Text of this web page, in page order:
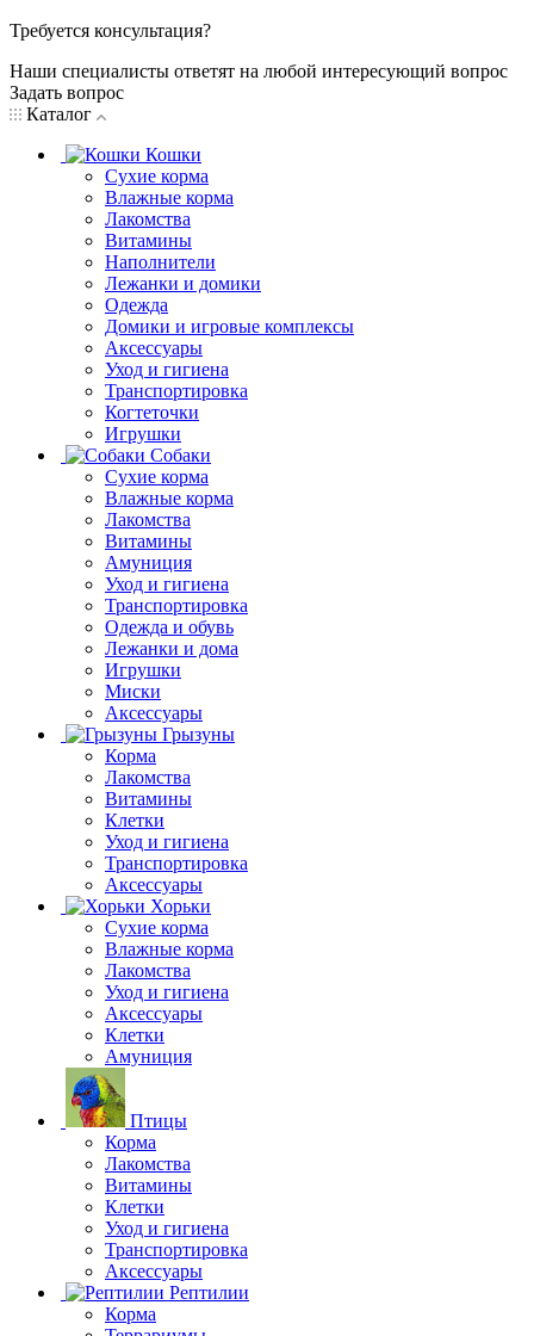
Требуется консультация?
Наши специалисты ответят на любой интересующий вопрос
Задать вопрос
Каталог
Кошки
Сухие корма
Влажные корма
Лакомства
Витамины
Наполнители
Лежанки и домики
Одежда
Домики и игровые комплексы
Аксессуары
Уход и гигиена
Транспортировка
Когтеточки
Игрушки
Собаки
Сухие корма
Влажные корма
Лакомства
Витамины
Амуниция
Уход и гигиена
Транспортировка
Одежда и обувь
Лежанки и дома
Игрушки
Миски
Аксессуары
Грызуны
Корма
Лакомства
Витамины
Клетки
Уход и гигиена
Транспортировка
Аксессуары
Хорьки
Сухие корма
Влажные корма
Лакомства
Уход и гигиена
Аксессуары
Клетки
Амуниция
Птицы
Корма
Лакомства
Витамины
Клетки
Уход и гигиена
Транспортировка
Аксессуары
Рептилии
Корма